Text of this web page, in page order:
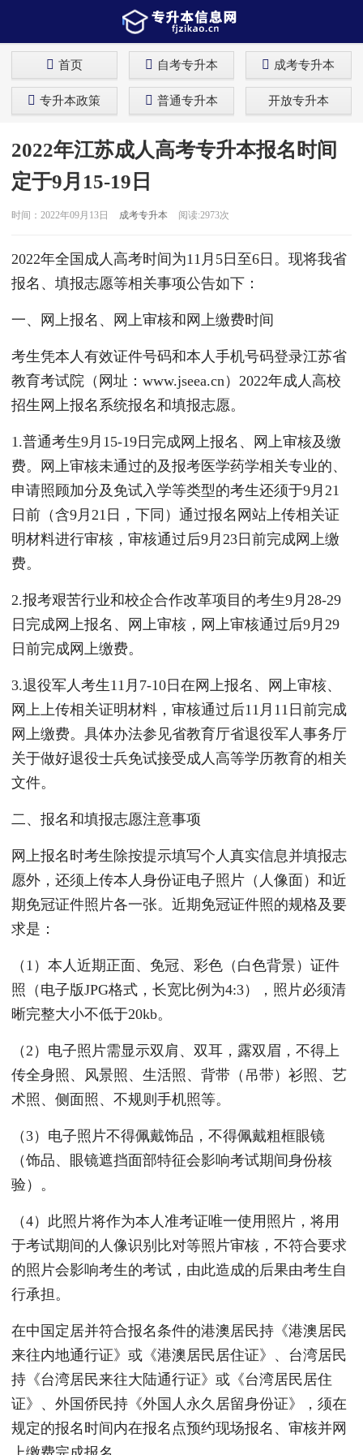
首页 自考专升本 成考专升本
专升本政策 普通专升本 开放专升本
2022年江苏成人高考专升本报名时间
定于9月15-19日
时间：2022年09月13日 成考专升本 阅读:2973次
2022年全国成人高考时间为11月5日至6日。现将我省
报名、填报志愿等相关事项公告如下：
一、网上报名、网上审核和网上缴费时间
考生凭本人有效证件号码和本人手机号码登录江苏省
教育考试院（网址：www.jseea.cn）2022年成人高校
招生网上报名系统报名和填报志愿。
1.普通考生9月15-19日完成网上报名、网上审核及缴
费。网上审核未通过的及报考医学药学相关专业的、
申请照顾加分及免试入学等类型的考生还须于9月21
日前（含9月21日，下同）通过报名网站上传相关证
明材料进行审核，审核通过后9月23日前完成网上缴
费。
2.报考艰苦行业和校企合作改革项目的考生9月28-29
日完成网上报名、网上审核，网上审核通过后9月29
日前完成网上缴费。
3.退役军人考生11月7-10日在网上报名、网上审核、
网上上传相关证明材料，审核通过后11月11日前完成
网上缴费。具体办法参见省教育厅省退役军人事务厅
关于做好退役士兵免试接受成人高等学历教育的相关
文件。
二、报名和填报志愿注意事项
网上报名时考生除按提示填写个人真实信息并填报志
愿外，还须上传本人身份证电子照片（人像面）和近
期免冠证件照片各一张。近期免冠证件照的规格及要
求是：
（1）本人近期正面、免冠、彩色（白色背景）证件
照（电子版JPG格式，长宽比例为4:3），照片必须清
晰完整大小不低于20kb。
（2）电子照片需显示双肩、双耳，露双眉，不得上
传全身照、风景照、生活照、背带（吊带）衫照、艺
术照、侧面照、不规则手机照等。
（3）电子照片不得佩戴饰品，不得佩戴粗框眼镜
（饰品、眼镜遮挡面部特征会影响考试期间身份核
验）。
（4）此照片将作为本人准考证唯一使用照片，将用
于考试期间的人像识别比对等照片审核，不符合要求
的照片会影响考生的考试，由此造成的后果由考生自
行承担。
在中国定居并符合报名条件的港澳居民持《港澳居民
来往内地通行证》或《港澳居民居住证》、台湾居民
持《台湾居民来往大陆通行证》或《台湾居民居住
证》、外国侨民持《外国人永久居留身份证》，须在
规定的报名时间内在报名点预约现场报名、审核并网